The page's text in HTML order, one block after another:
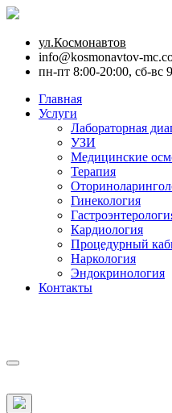
ул.Космонавтов
info@kosmonavtov-
пн-пт 8:00-20:00, сб-вс
Главная
Услуги
Лабораторная
УЗИ
Медицинские
Терапия
Гинекология
Кардиология
Процедурный
Наркология
Эндокринология
Контакты